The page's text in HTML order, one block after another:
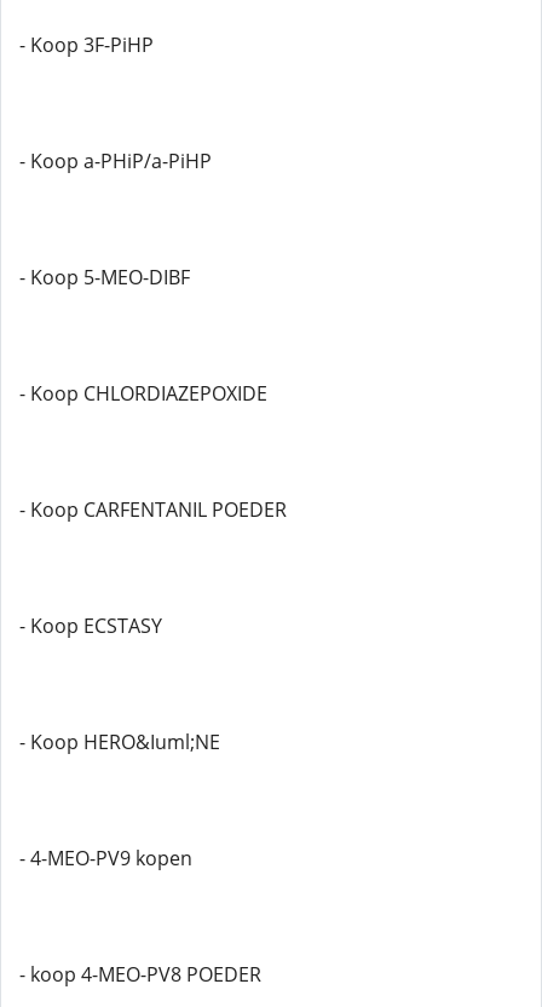
- Koop 3F-PiHP
- Koop a-PHiP/a-PiHP
- Koop 5-MEO-DIBF
- Koop CHLORDIAZEPOXIDE
- Koop CARFENTANIL POEDER
- Koop ECSTASY
- Koop HERO&Iuml;NE
- 4-MEO-PV9 kopen
- koop 4-MEO-PV8 POEDER